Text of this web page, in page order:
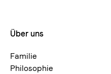
Footermenue-
neu
Über uns
Familie
Philosophie